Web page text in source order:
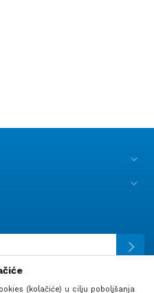
(kolačiće) u cilju poboljšanja